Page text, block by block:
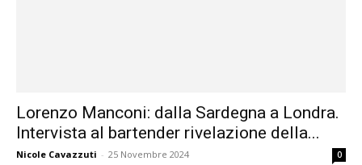
Lorenzo Manconi: dalla Sardegna a Londra.
Intervista al bartender rivelazione della...
Nicole Cavazzuti - 25 Novembre 2024 0